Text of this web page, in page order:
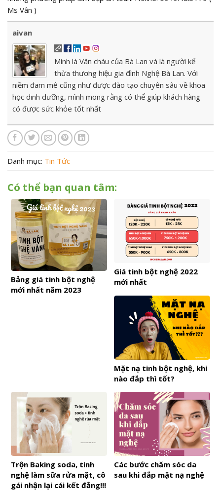
Ms Vân )
aivan
Mình là Vân cháu của Bà Lan và là người kế
thừa thương hiệu gia đình Nghệ Bà Lan. Với
niềm đam mê cũng như được đào tạo chuyên sâu về khoa
học dinh dưỡng, mình mong rằng có thể giúp khách hàng
có được sức khỏe tốt nhất
Danh mục: Tin Tức
Có thể bạn quan tâm:
Bảng giá tinh bột nghệ
mới nhất năm 2023
Giá tinh bột nghệ 2022
mới nhất
Mặt nạ tinh bột nghệ, khi
nào đắp thì tốt?
Trộn Baking soda, tinh
nghệ làm sữa rửa mặt, cô
gái nhận lại cái kết đắng!!!
Các bước chăm sóc da
sau khi đắp mặt nạ nghệ